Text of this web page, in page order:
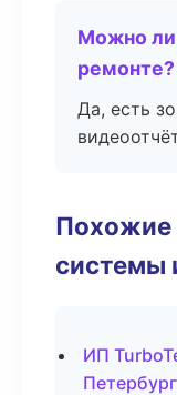
Можно ли
ремонте?
Да, есть
Похожие
системы
ИП
Петербург